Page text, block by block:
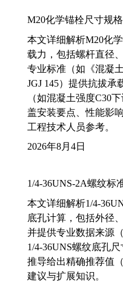
M20化学锚栓尺寸规
本文详细解析M20化
载力，包括螺杆直径
专业标准（如《混凝
JGJ 145）提供抗拔承
（如混凝土强度C30
盖安装要点、性能影
工程技术人员参考。
2026年8月4日
1/4-36UNS-2A螺纹标
本文详细解析1/4-
底孔计算，包括外径
并提供专业数据来源
1/4-36UNS螺纹底孔
推导给出精确推荐值
建议与扩展知识。